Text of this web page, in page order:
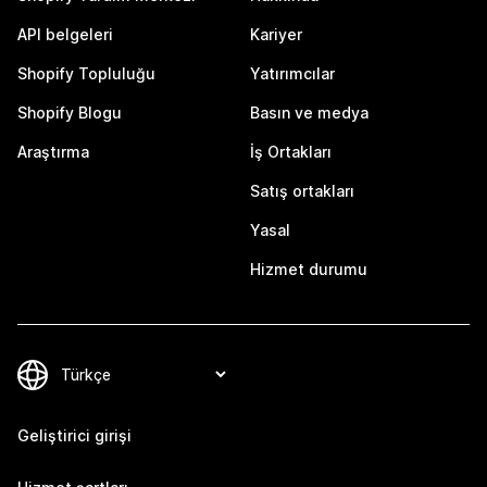
API belgeleri
Shopify Topluluğu
Shopify Blogu
Araştırma
Kariyer
Yatırımcılar
Basın ve medya
İş Ortakları
Satış ortakları
Yasal
Hizmet durumu
Geliştirici girişi